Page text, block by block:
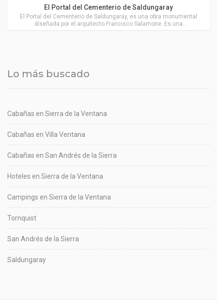
El Portal del Cementerio de Saldungaray
El Portal del Cementerio de Saldungaray, es una obra monumental
diseñada por el arquitecto Francisco Salamone. Es una
Lo más buscado
Cabañas en Sierra de la Ventana
Cabañas en Villa Ventana
Cabañas en San Andrés de la Sierra
Hoteles en Sierra de la Ventana
Campings en Sierra de la Ventana
Tornquist
San Andrés de la Sierra
Saldungaray